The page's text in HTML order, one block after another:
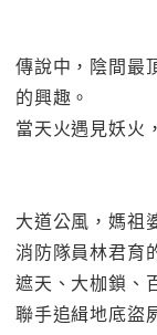
傳說中，陰間最
的興趣。
當天火遇見妖
大道公風，媽祖
消防隊員林君育
遮天、大枷鎖、
聯手追緝地底盜